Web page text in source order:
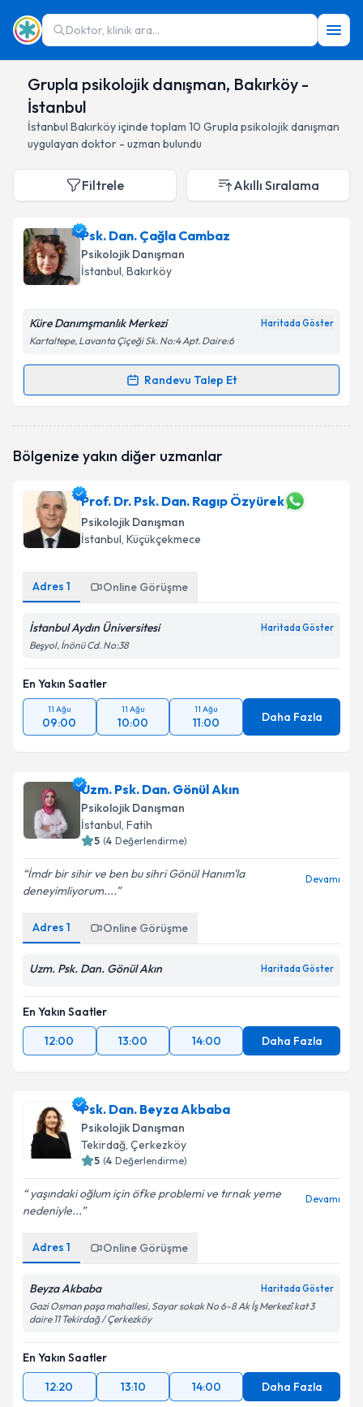
Doktor, klinik ara...
Grupla psikolojik danışman, Bakırköy -
İstanbul
İstanbul Bakırköyiçinde toplam 10 Grupla psikolojik danışman
uygulayan doktor - uzman bulundu
Filtrele Akıllı Sıralama
Psk. Dan. Çağla Cambaz
Psikolojik Danışman
İstanbul, Bakırköy
Küre Danımşmanlık Merkezi Haritada Göster
Kartaltepe, Lavanta Çiçeği Sk. No:4 Apt. Daire:6
Randevu Talep Et
Randevu Takvimi Talebi
oluşturun. Size bu uzmandan randevu almanız için bir
E-posta Adresiniz
Kişisel verilerimin işlenmesine ilişkin
Metni'ni okudum ve kişisel verilerimin belirtilen
kapsamda işlenmesini kabul ediyorum.
Takvim Talebini Gönder
Bölgenize yakın diğer uzmanlar
Prof. Dr. Psk. Dan. Ragıp Özyürek
Psikolojik Danışman
İstanbul, Küçükçekmece
Adres 1 Online Görüşme
İstanbul Aydın Üniversitesi Haritada Göster
Beşyol, İnönü Cd. No:38
En Yakın Saatler
11 Ağu
09:00
11 Ağu
10:00
11 Ağu
11:00 Daha Fazla
Uzm. Psk. Dan. Gönül Akın
Psikolojik Danışman
İstanbul, Fatih
5 (4 Değerlendirme)
İmdr bir sihir ve ben bu sihri Gönül Hanım'la
deneyimliyorum....
Devamı
Adres 1 Online Görüşme
Uzm. Psk. Dan. Gönül Akın Haritada Göster
En Yakın Saatler
12:00
13:00 14:00 Daha Fazla
Psk. Dan. Beyza Akbaba
Psikolojik Danışman
Tekirdağ, Çerkezköy
5 (4 Değerlendirme)
yaşındaki oğlum için öfke problemi ve tırnak yeme
nedeniyle...
Devamı
Adres 1 Online Görüşme
Beyza Akbaba Haritada Göster
Gazi Osman paşa mahallesi, Sayar sokak No 6-8 Ak İş Merkezî kat 3
daire 11 Tekirdağ / Çerkezköy
En Yakın Saatler
12:20
13:10 14:00 Daha Fazla